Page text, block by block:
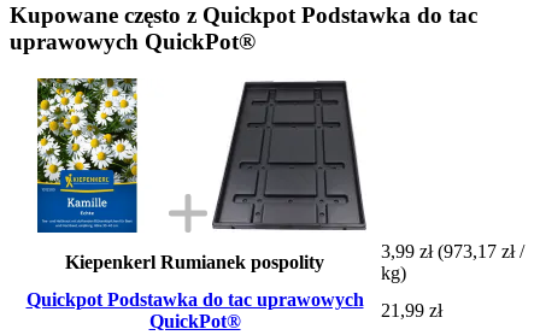
Kupowane często z Quickpot Podstawka do tac
uprawowych QuickPot®
Kiepenkerl Rumianek pospolity
3,99 zł (973,17 zł /
kg)
Quickpot Podstawka do tac uprawowych
QuickPot®
21,99 zł